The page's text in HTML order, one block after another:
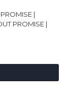
PROMISE |
PROMISE |